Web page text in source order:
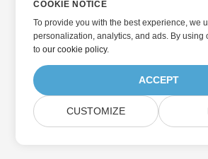
COOKIE NOTICE
To provide you with the best experience, we
personalization, analytics, and ads. By using
toour cookie policy.
ACCEPT
CUSTOMIZE